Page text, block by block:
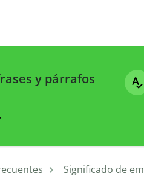
y párrafos
Significado de